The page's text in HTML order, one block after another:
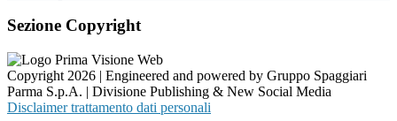
Sezione Copyright
Copyright 2026 | Engineered and powered by Gruppo Spaggiari
Parma S.p.A. | Divisione Publishing & New Social Media
Disclaimer trattamento dati personali